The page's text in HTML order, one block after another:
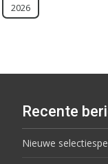
2026
Recente
Nieuwe